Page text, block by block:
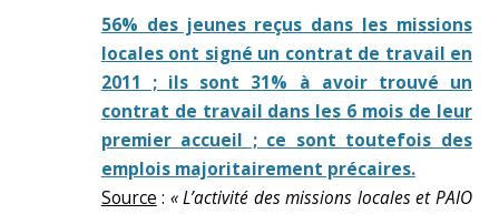
56% des jeunes reçus dans les missions
locales ont signé un contrat de travail en
2011 ; ils sont 31% à avoir trouvé un
contrat de travail dans les 6 mois de leur
premier accueil ; ce sont toutefois des
emplois majoritairement précaires.
Source : « L’activité des missions locales et PAIO